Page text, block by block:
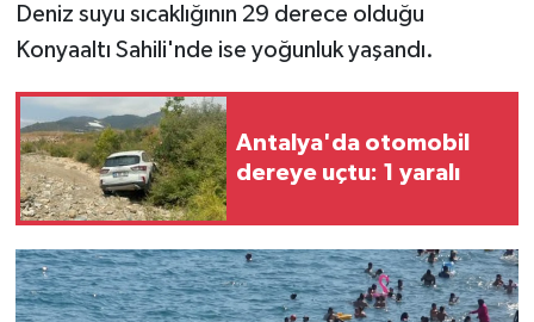
Deniz suyu sıcaklığının 29 derece olduğu
Konyaaltı Sahili'nde ise yoğunluk yaşandı.
Antalya'da otomobil
dereye uçtu: 1 yaralı